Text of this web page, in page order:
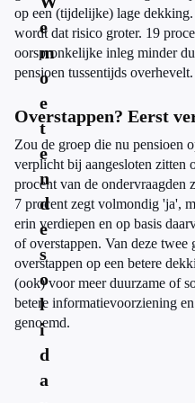
e
m
o
e
t
e
n
d
e
s
o
l
i
d
a
op een (tijdelijke) lage
wordt dat risico groter. 19
oorspronkelijke inleg minder
pensioen tussentijds overhevelt.
Overstappen? Eerst
Zou de groep die nu pensioen
verplicht bij aangesloten zitten
procent van de
7 procent zegt volmondig 'ja',
erin verdiepen en op basis
of overstappen. Van deze
overstappen op een betere
(ook) voor meer duurzame of
betere informatievoorziening
genoemd.